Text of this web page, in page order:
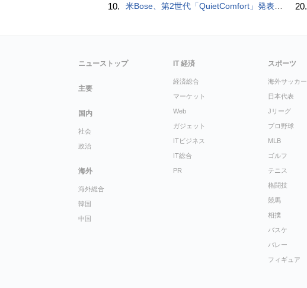
10. 米Bose、第2世代「QuietComfort」発表 ノイキャン強化、メガネ着用時の低下を抑制 20.
ニューストップ
主要
国内
社会
政治
海外
海外総合
韓国
中国
IT 経済
経済総合
マーケット
Web
ガジェット
ITビジネス
IT総合
PR
スポーツ
海外サッカー
日本代表
Jリーグ
プロ野球
MLB
ゴルフ
テニス
格闘技
競馬
相撲
バスケ
バレー
フィギュア